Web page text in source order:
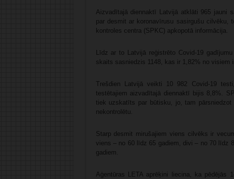
Aizvadītajā diennaktī Latvijā atklāti 965 jauni
par desmit ar koronavīrusu sasirgušu cilvēku,
kontroles centra (SPKC) apkopotā informācija.
Līdz ar to Latvijā reģistrēto Covid-19
skaits sasniedzis 1148, kas ir 1,82% no visiem
Trešdien Latvijā veikti 10 982 Covid-19
testētajiem aizvadītajā diennaktī bijis 8,8%.
tiek uzskatīts par būtisku, jo, tam
nekontrolētu.
Starp desmit mirušajiem viens cilvēks ir
viens – no 60 līdz 65 gadiem, divi – no 70 līdz
gadiem.
Aģentūras LETA aprēķini liecina, ka pēdējās